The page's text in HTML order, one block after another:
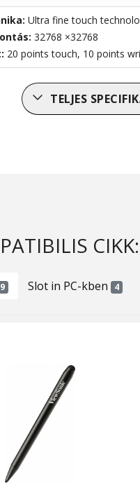
Ultra fine touch
32768 ×32768
20 points touch, 10 points
TELJES
9 Slot in PC-kben 4